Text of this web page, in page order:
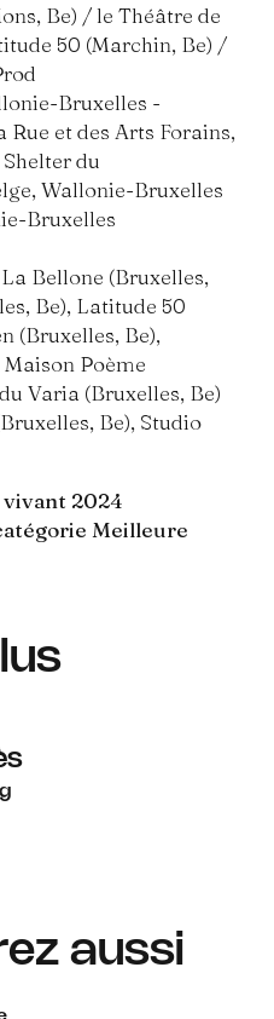
Be) / le Théâtre de
50 (Marchin, Be) /
Bruxelles -
et des Arts Forains,
du
Wallonie-Bruxelles
Bruxelles
La Bellone (Bruxelles,
Be), Latitude 50
(Bruxelles, Be),
Poème
Varia (Bruxelles, Be)
Be), Studio
vivant 2024
Meilleure
aussi